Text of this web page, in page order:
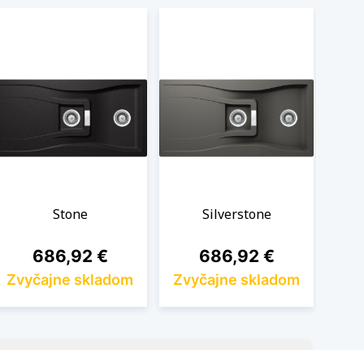
Stone
Cena
686,92 €
Zvyčajne skladom
Silverstone
Cena
686,92 €
Zvyčajne skladom